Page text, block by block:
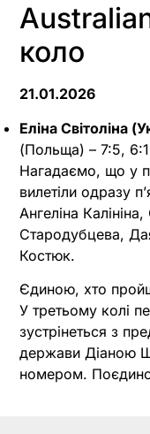
коло
21.01.2026
Еліна Світоліна
(Польща) – 7:5, 6:1
Нагадаємо, що у
вилетіли одразу
Ангеліна
Стародубцева,
Костюк.
Єдиною, хто
У третьому колі
зустрінеться з
держави Діаною
номером.